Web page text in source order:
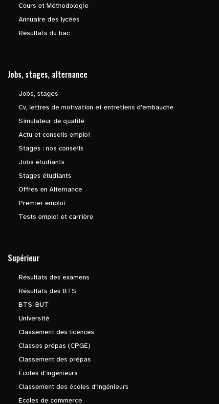
Cours et Méthodologie
Annuaire des lycées
Résultats du bac
Jobs, stages, alternance
Jobs, stages
Cv, lettres de motivation et entretiens d'embauche
Simulateur de qualité
Actu et conseils emploi
Stages : nos conseils
Jobs étudiants
Stages étudiants
Offres en Alternance
Premier emploi
Tests emploi et carrière
Supérieur
Résultats des examens
Résultats des BTS
BTS-BUT
Université
Classement des licences
Classes prépas (CPGE)
Classement des prépas
Écoles d'ingénieurs
Classement des écoles d'ingénieurs
Écoles de commerce